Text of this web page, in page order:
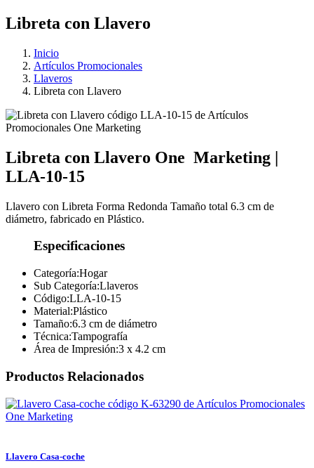
Libreta con Llavero
Inicio
Artículos Promocionales
Llaveros
Libreta con Llavero
Libreta con Llavero One Marketing |
LLA-10-15
Llavero con Libreta Forma Redonda Tamaño total 6.3 cm de
diámetro, fabricado en Plástico.
Especificaciones
Categoría:Hogar
Sub Categoría:Llaveros
Código:LLA-10-15
Material:Plástico
Tamaño:6.3 cm de diámetro
Técnica:Tampografía
Área de Impresión:3 x 4.2 cm
Productos Relacionados
Llavero Casa-coche